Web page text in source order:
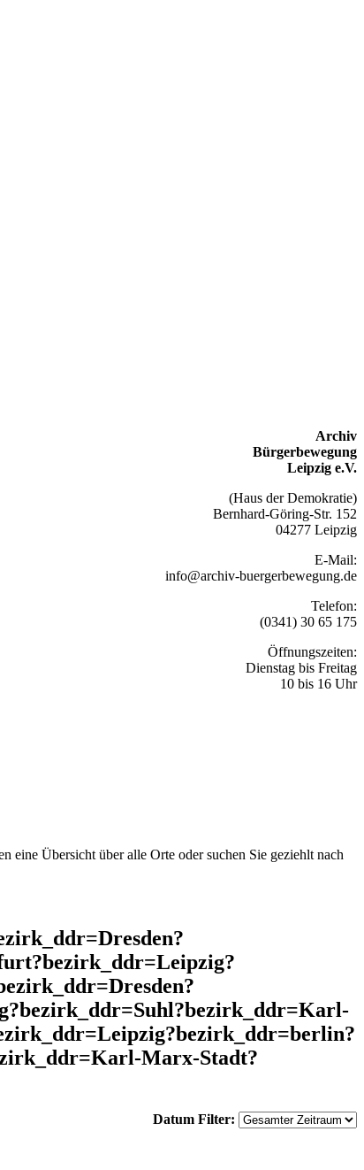
Archiv
Bürgerbewegung
Leipzig e.V.
(Haus der Demokratie)
Bernhard-Göring-Str. 152
04277 Leipzig
E-Mail:
info@archiv-buergerbewegung.de
Telefon:
(0341) 30 65 175
Öffnungszeiten:
Dienstag bis Freitag
10 bis 16 Uhr
eine Übersicht über alle Orte oder suchen Sie geziehlt nach
Marx-Stadt?
Datum Filter: